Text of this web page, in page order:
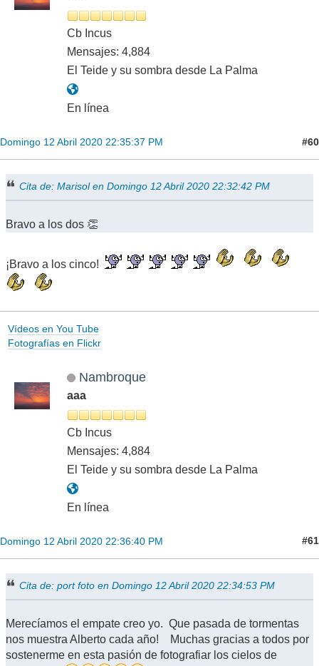
Cb Incus
Mensajes: 4,884
El Teide y su sombra desde La Palma
En línea
Domingo 12 Abril 2020 22:35:37 PM #60
Cita de: Marisol en Domingo 12 Abril 2020 22:32:42 PM
Bravo a los dos 👏
¡Bravo a los cinco!
Vídeos en You Tube
Fotografías en Flickr
Nambroque
aaa
Cb Incus
Mensajes: 4,884
El Teide y su sombra desde La Palma
En línea
Domingo 12 Abril 2020 22:36:40 PM #61
Cita de: port foto en Domingo 12 Abril 2020 22:34:53 PM
Merecíamos el empate creo yo. Que pasada de tormentas
nos muestra Alberto cada año! Muchas gracias a todos por
sostenerme en esta pasión de fotografiar los cielos de